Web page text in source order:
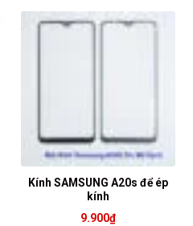
Kính SAMSUNG A20s để ép
kính
9.900₫